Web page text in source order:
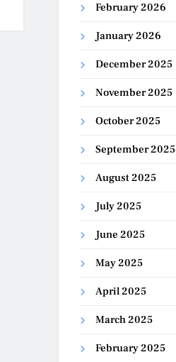
February 2026
January 2026
December 2025
November 2025
October 2025
September 2025
August 2025
July 2025
June 2025
May 2025
April 2025
March 2025
February 2025